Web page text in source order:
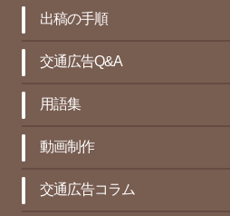
出稿の手順
交通広告Q&A
用語集
動画制作
交通広告コラム